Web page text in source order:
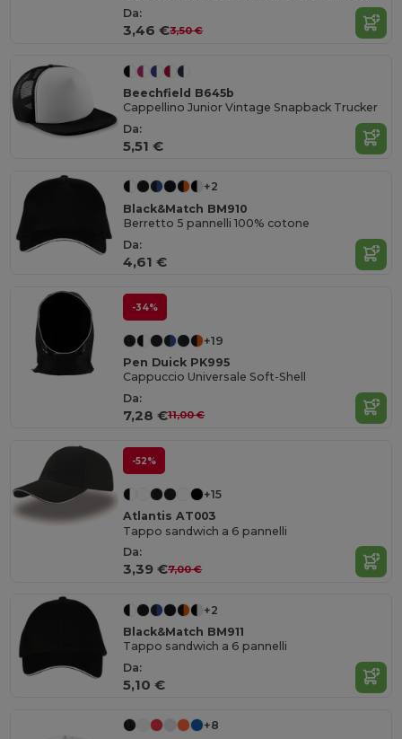
Da:
3,46 €3,50 €
Beechfield B645b
Cappellino Junior Vintage Snapback Trucker
Da:
5,51 €
+2
Black&Match BM910
Berretto 5 pannelli 100% cotone
Da:
4,61 €
-34%
+19
Pen Duick PK995
Cappuccio Universale Soft-Shell
Da:
7,28 €11,00 €
-52%
+15
Atlantis AT003
Tappo sandwich a 6 pannelli
Da:
3,39 €7,00 €
+2
Black&Match BM911
Tappo sandwich a 6 pannelli
Da:
5,10 €
+8